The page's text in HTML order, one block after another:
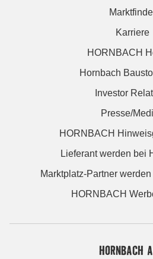
Karriere
HORNBACH
Hornbach
Investor
Presse/
HORNBACH
Lieferant werden bei
Marktplatz-Partner
HORNBACH
HORNBACH